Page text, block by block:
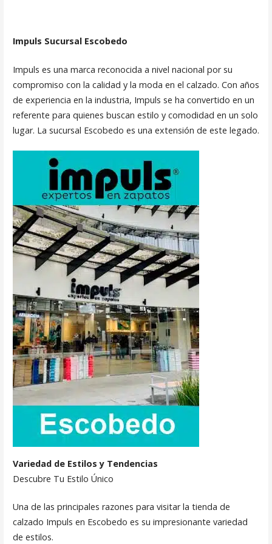
Impuls Sucursal Escobedo
Impuls es una marca reconocida a nivel nacional por su
compromiso con la calidad y la moda en el calzado. Con años
de experiencia en la industria, Impuls se ha convertido en un
referente para quienes buscan estilo y comodidad en un solo
lugar. La sucursal Escobedo es una extensión de este legado.
Variedad de Estilos y Tendencias
Descubre Tu Estilo Único
Una de las principales razones para visitar la tienda de
calzado Impuls en Escobedo es su impresionante variedad
de estilos.